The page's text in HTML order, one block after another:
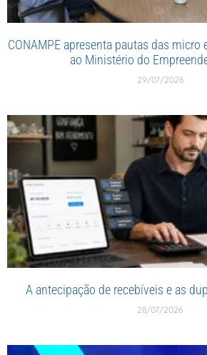
CONAMPE apresenta pautas das micro
ao Ministério do
29/07/2026
A antecipação de recebíveis e as
28/07/2026